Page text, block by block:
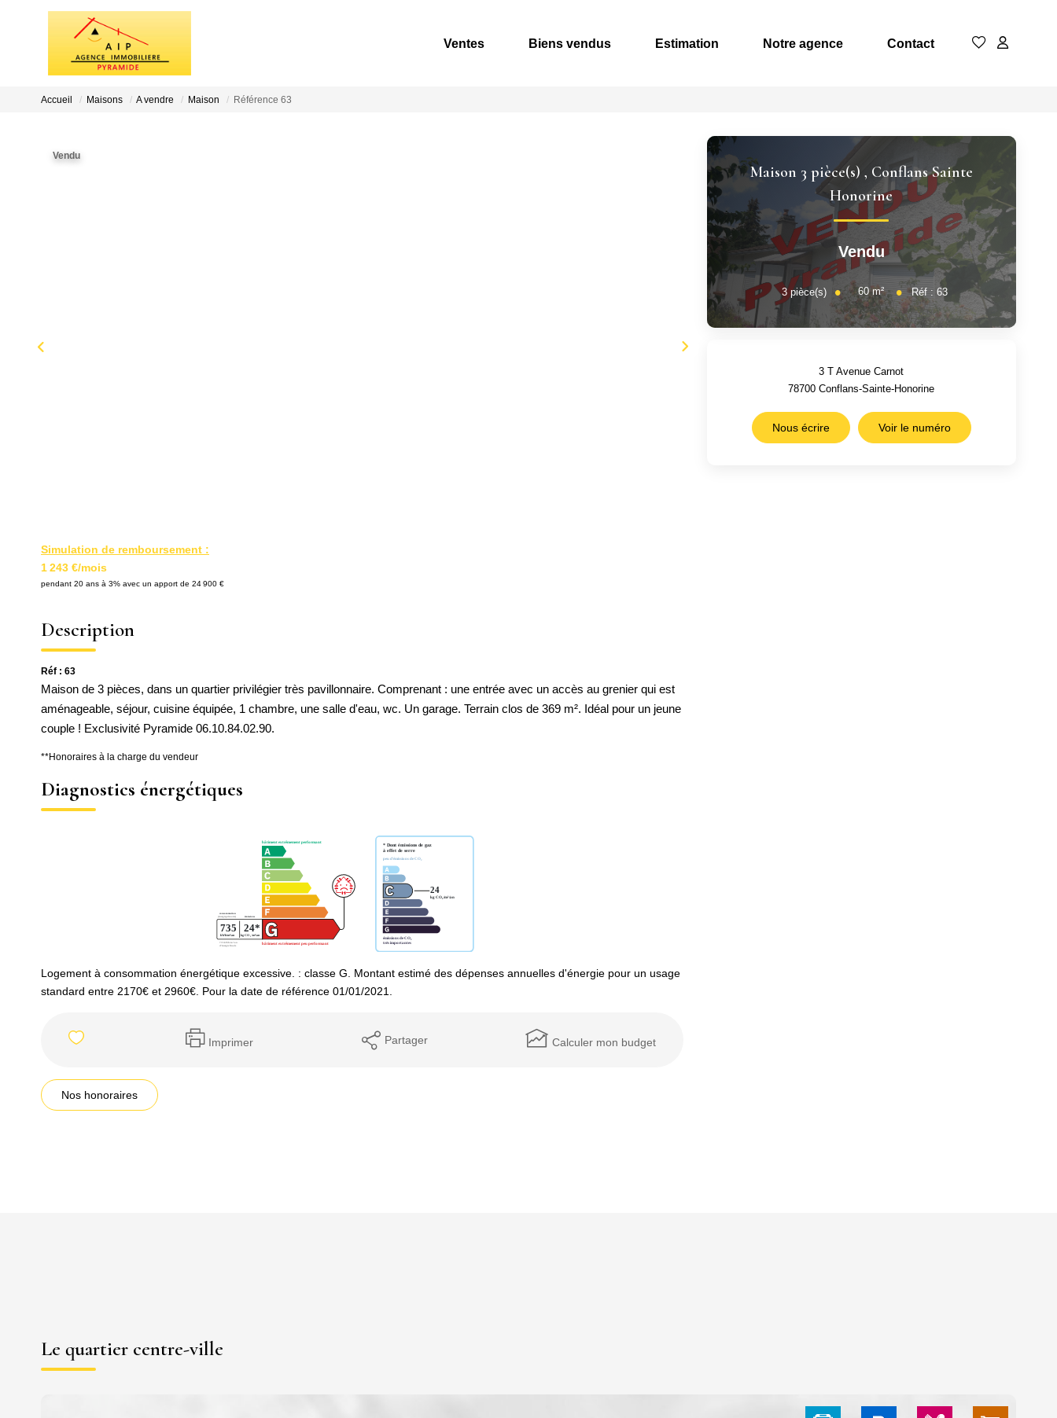
Ventes Biens vendus Estimation Notre agence Contact
Accueil Maisons A vendre Maison Référence 63
Vendu
Simulation de remboursement :
1 243 €/mois
pendant 20 ans à 3% avec un apport de 24 900 €
Description
Réf : 63
Maison de 3 pièces, dans un quartier privilégier très pavillonnaire. Comprenant : une entrée avec un accès au grenier qui est
aménageable, séjour, cuisine équipée, 1 chambre, une salle d'eau, wc. Un garage. Terrain clos de 369 m². Idéal pour un jeune
couple ! Exclusivité Pyramide 06.10.84.02.90.
**Honoraires à la charge du vendeur
Diagnostics énergétiques
Logement à consommation énergétique excessive. : classe G. Montant estimé des dépenses annuelles d'énergie pour un usage
standard entre 2170€ et 2960€. Pour la date de référence 01/01/2021.
Imprimer Partager Calculer mon budget
Nos honoraires
Maison 3 pièce(s) , Conflans Sainte
Honorine
Vendu
3 pièce(s) 60m² Réf : 63
3 T Avenue Carnot
78700Conflans-Sainte-Honorine
Nous écrire Voir le numéro
Le quartier centre-ville